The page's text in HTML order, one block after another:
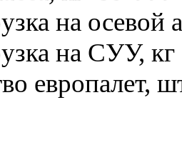
на осевой
на СУУ,
европалет,